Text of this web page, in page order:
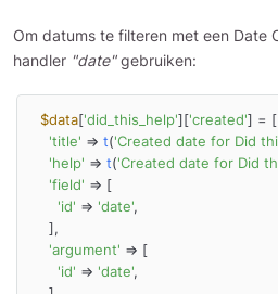
Om datums te filteren met een Date
handler "date"gebruiken:
$data['did_this_help']['created'] = [
'title' => t('Created date for Did
'help' => t('Created date for Did
'field' => [
'id' => 'date',
'argument' => [
'id' => 'date',